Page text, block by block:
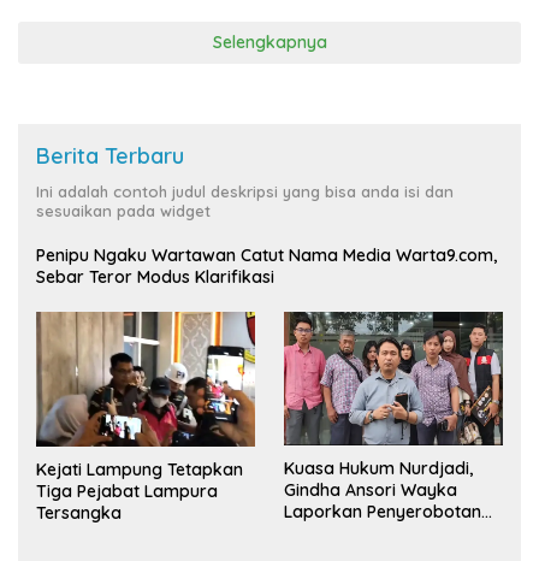
Selengkapnya
Berita Terbaru
Ini adalah contoh judul deskripsi yang bisa anda isi dan
sesuaikan pada widget
Penipu Ngaku Wartawan Catut Nama Media Warta9.com,
Sebar Teror Modus Klarifikasi
Kejati Lampung Tetapkan
Tiga Pejabat Lampura
Tersangka
Kuasa Hukum Nurdjadi,
Gindha Ansori Wayka
Laporkan Penyerobotan